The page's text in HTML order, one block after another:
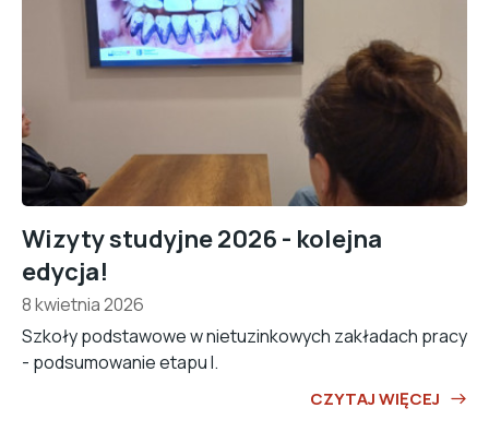
Wizyty studyjne 2026 - kolejna
edycja!
8 kwietnia 2026
Szkoły podstawowe w nietuzinkowych zakładach pracy
- podsumowanie etapu I.
CZYTAJ WIĘCEJ